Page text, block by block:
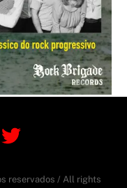
reservados / All rights